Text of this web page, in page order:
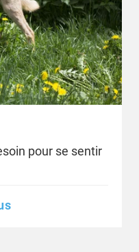
pour se sentir